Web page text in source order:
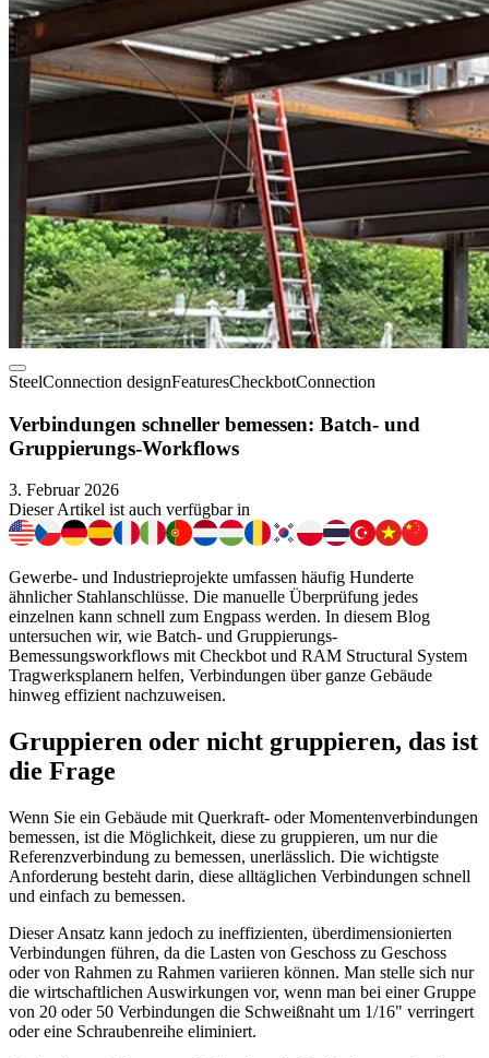
SteelConnection designFeaturesCheckbotConnection
Verbindungen schneller bemessen: Batch- und
Gruppierungs-Workflows
3. Februar 2026
Dieser Artikel ist auch verfügbar in
Gewerbe- und Industrieprojekte umfassen häufig Hunderte
ähnlicher Stahlanschlüsse. Die manuelle Überprüfung jedes
einzelnen kann schnell zum Engpass werden. In diesem Blog
untersuchen wir, wie Batch- und Gruppierungs-
Bemessungsworkflows mit Checkbot und RAM Structural System
Tragwerksplanern helfen, Verbindungen über ganze Gebäude
hinweg effizient nachzuweisen.
Gruppieren oder nicht gruppieren, das ist
die Frage
Wenn Sie ein Gebäude mit Querkraft- oder Momentenverbindungen
bemessen, ist die Möglichkeit, diese zu gruppieren, um nur die
Referenzverbindung zu bemessen, unerlässlich. Die wichtigste
Anforderung besteht darin, diese alltäglichen Verbindungen schnell
und einfach zu bemessen.
Dieser Ansatz kann jedoch zu ineffizienten, überdimensionierten
Verbindungen führen, da die Lasten von Geschoss zu Geschoss
oder von Rahmen zu Rahmen variieren können. Man stelle sich nur
die wirtschaftlichen Auswirkungen vor, wenn man bei einer Gruppe
von 20 oder 50 Verbindungen die Schweißnaht um 1/16" verringert
oder eine Schraubenreihe eliminiert.